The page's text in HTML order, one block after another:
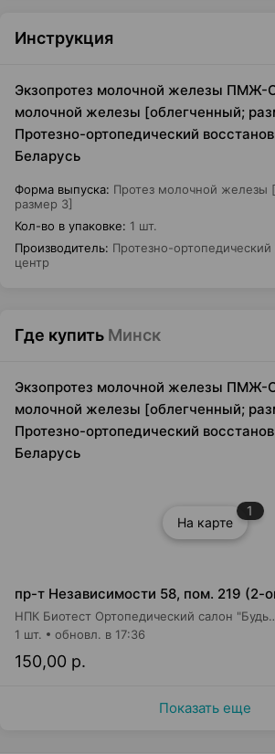
Инструкция
Экзопротез молочной железы ПМЖ-
молочной железы [облегченный;
Протезно-ортопедический
Беларусь
Форма выпуска: Протез молочной железы
размер 3]
Кол-во в упаковке: 1 шт.
Производитель: Протезно-
центр
Где купить Минск
Экзопротез молочной железы ПМЖ-
молочной железы [облегченный;
Протезно-ортопедический
Беларусь
На карте
1
НПК Биотест
150,00 р.
1 шт. обновл. в 17:36
Показать еще